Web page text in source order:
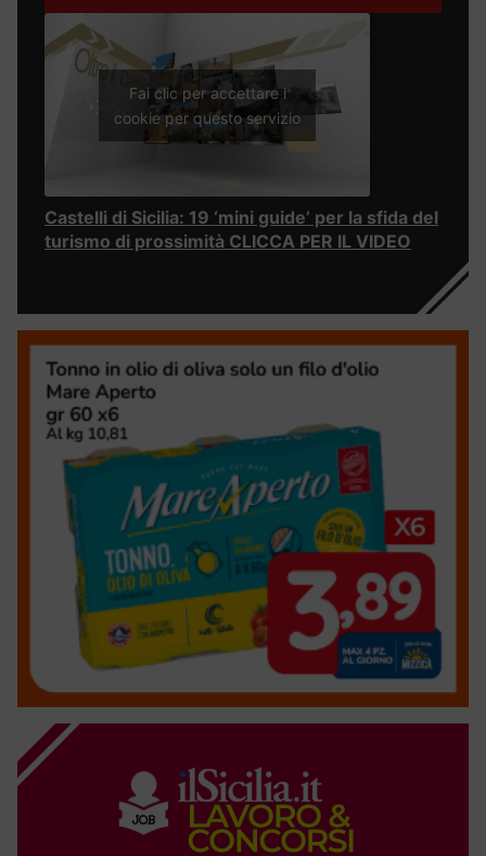
Fai clic per accettare i
cookie per questo servizio
Castelli di Sicilia: 19 ‘mini guide’ per la sfida del
turismo di prossimità CLICCA PER IL VIDEO